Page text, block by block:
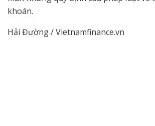
khoán.
Hải Đường / Vietnamfinance.vn